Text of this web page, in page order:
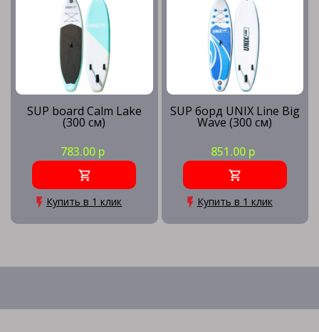
SUP board Calm Lake
(300 см)
783.00 р
Купить в 1 клик
SUP борд UNIX Line Big
Wave (300 см)
851.00 р
Купить в 1 клик